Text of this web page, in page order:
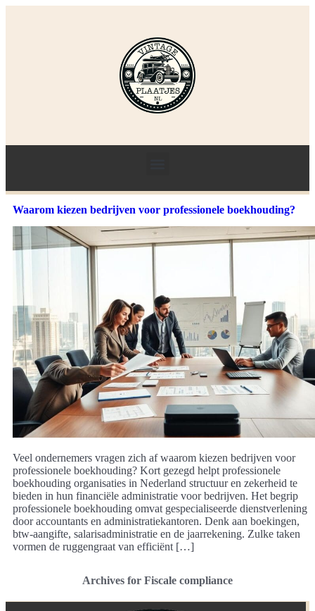
Waarom kiezen bedrijven voor professionele boekhouding?
Veel ondernemers vragen zich af waarom kiezen bedrijven voor
professionele boekhouding? Kort gezegd helpt professionele
boekhouding organisaties in Nederland structuur en zekerheid te
bieden in hun financiële administratie voor bedrijven. Het begrip
professionele boekhouding omvat gespecialiseerde dienstverlening
door accountants en administratiekantoren. Denk aan boekingen,
btw-aangifte, salarisadministratie en de jaarrekening. Zulke taken
vormen de ruggengraat van efficiënt […]
Archives for Fiscale compliance